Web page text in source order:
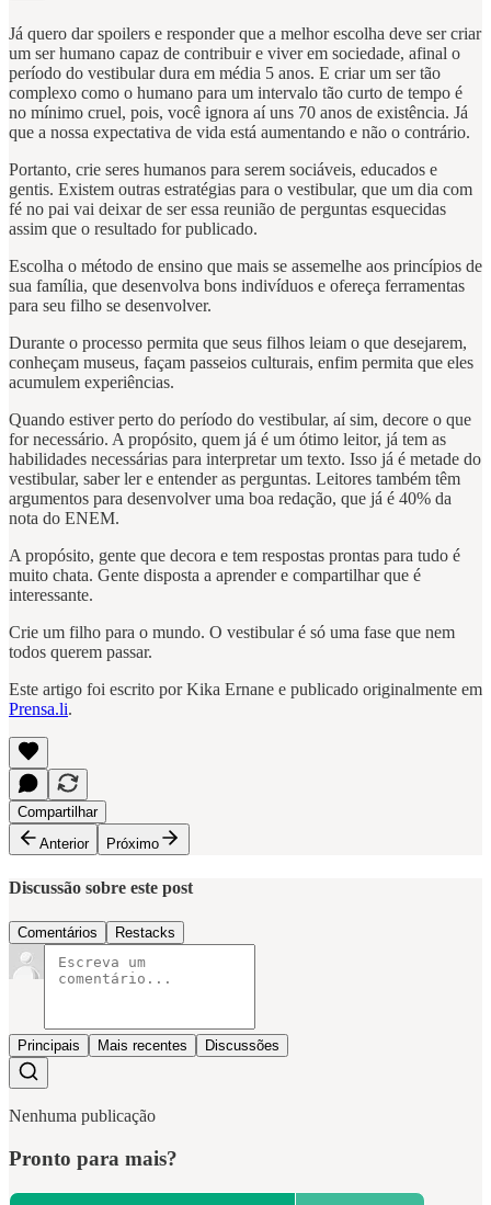
Já quero dar spoilers e responder que a melhor escolha deve ser criar
um ser humano capaz de contribuir e viver em sociedade, afinal o
período do vestibular dura em média 5 anos. E criar um ser tão
complexo como o humano para um intervalo tão curto de tempo é
no mínimo cruel, pois, você ignora aí uns 70 anos de existência. Já
que a nossa expectativa de vida está aumentando e não o contrário.
Portanto, crie seres humanos para serem sociáveis, educados e
gentis. Existem outras estratégias para o vestibular, que um dia com
fé no pai vai deixar de ser essa reunião de perguntas esquecidas
assim que o resultado for publicado.
Escolha o método de ensino que mais se assemelhe aos princípios de
sua família, que desenvolva bons indivíduos e ofereça ferramentas
para seu filho se desenvolver.
Durante o processo permita que seus filhos leiam o que desejarem,
conheçam museus, façam passeios culturais, enfim permita que eles
acumulem experiências.
Quando estiver perto do período do vestibular, aí sim, decore o que
for necessário. A propósito, quem já é um ótimo leitor, já tem as
habilidades necessárias para interpretar um texto. Isso já é metade do
vestibular, saber ler e entender as perguntas. Leitores também têm
argumentos para desenvolver uma boa redação, que já é 40% da
nota do ENEM.
A propósito, gente que decora e tem respostas prontas para tudo é
muito chata. Gente disposta a aprender e compartilhar que é
interessante.
Crie um filho para o mundo. O vestibular é só uma fase que nem
todos querem passar.
Este artigo foi escrito por Kika Ernane e publicado originalmente em
Prensa.li.
Compartilhar
Anterior
Próximo
Discussão sobre este post
Comentários Restacks
Principais Mais recentes Discussões
Nenhuma publicação
Pronto para mais?